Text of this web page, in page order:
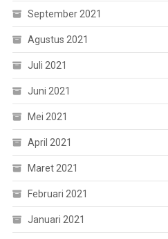
September 2021
Agustus 2021
Juli 2021
Juni 2021
Mei 2021
April 2021
Maret 2021
Februari 2021
Januari 2021